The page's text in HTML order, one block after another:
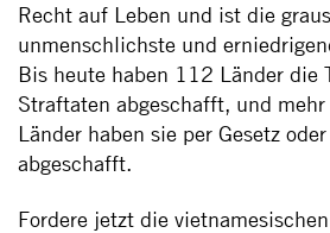
Recht auf Leben und ist die
unmenschlichste und
Bis heute haben 112 Länder die
Straftaten abgeschafft, und
Länder haben sie per Gesetz
abgeschafft.
Fordere jetzt die